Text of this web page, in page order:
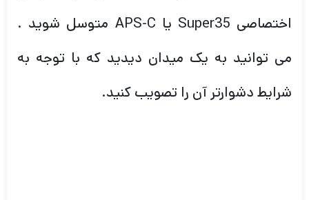
اختصاصی Super35 یا APS-C متوسل شوید .
می توانید به یک میدان دیدید که با توجه به
شرایط دشوارتر آن را تصویب کنید.